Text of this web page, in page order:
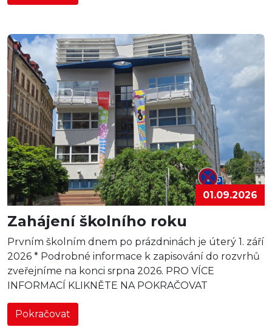
Zahájení školního roku
01.09.2026
Prvním školním dnem po prázdninách je úterý 1. září
2026 * Podrobné informace k zapisování do rozvrhů
zveřejníme na konci srpna 2026. PRO VÍCE
INFORMACÍ KLIKNĚTE NA POKRAČOVAT
Pokračovat